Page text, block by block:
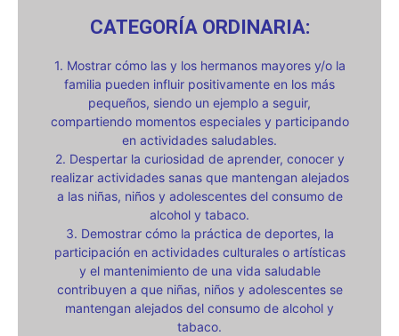
CATEGORÍA ORDINARIA:
1. Mostrar cómo las y los hermanos mayores y/o la
familia pueden influir positivamente en los más
pequeños, siendo un ejemplo a seguir,
compartiendo momentos especiales y participando
en actividades saludables.
2. Despertar la curiosidad de aprender, conocer y
realizar actividades sanas que mantengan alejados
a las niñas, niños y adolescentes del consumo de
alcohol y tabaco.
3. Demostrar cómo la práctica de deportes, la
participación en actividades culturales o artísticas
y el mantenimiento de una vida saludable
contribuyen a que niñas, niños y adolescentes se
mantengan alejados del consumo de alcohol y
tabaco.